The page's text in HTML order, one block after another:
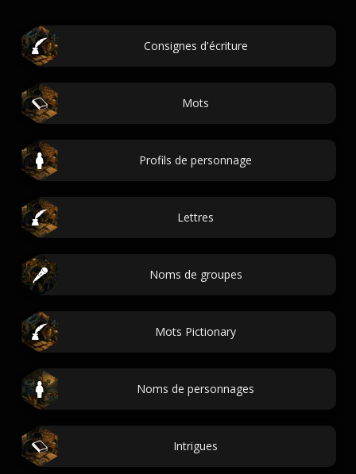
Consignes d'écriture
Mots
Profils de personnage
Lettres
Noms de groupes
Mots Pictionary
Noms de personnages
Intrigues